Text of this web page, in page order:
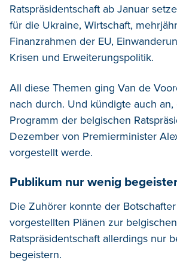
Ratspräsidentschaft ab Januar
für die Ukraine, Wirtschaft,
Finanzrahmen der EU,
Krisen und Erweiterungspolitik.
All diese Themen ging Van de
nach durch. Und kündigte auch an,
Programm der belgischen
Dezember von Premierminister
vorgestellt werde.
Publikum nur wenig
Die Zuhörer konnte der
vorgestellten Plänen zur belgischen
Ratspräsidentschaft allerdings nur
begeistern.